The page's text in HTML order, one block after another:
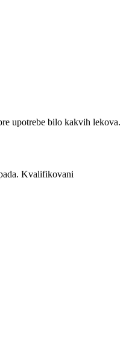
upotrebe bilo kakvih lekova.
Kvalifikovani